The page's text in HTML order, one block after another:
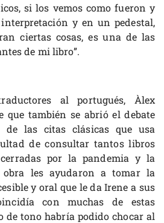
si los vemos como fueron y
y en un pedestal,
ciertas cosas, es una de las
de mi libro”.
al portugués, Àlex
que también se abrió el debate
de las citas clásicas que usa
de consultar tantos libros
por la pandemia y la
les ayudaron a tomar la
y oral que le da Irene a sus
con muchas de estas
de tono habría podido chocar al